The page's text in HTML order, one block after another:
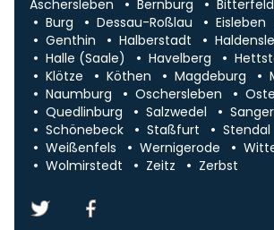
Aschersleben Bernburg
Burg
Dessau-Roßlau Eisleben
Genthin
Halberstadt
Halle (Saale)
Havelberg
Klötze
Köthen Magdeburg
Naumburg
Oschersleben
Quedlinburg
Salzwedel
Schönebeck
Staßfurt Stendal
Weißenfels
Wernigerode
Wolmirstedt
Zeitz Zerbst